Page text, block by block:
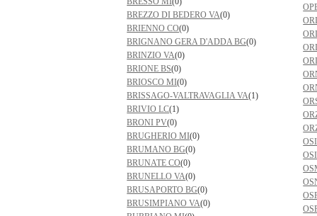
BREZZO DI BEDERO VA(0)
BRIENNO CO(0)
BRIGNANO GERA D'ADDA BG(0)
BRINZIO VA(0)
BRIONE BS(0)
BRIOSCO MI(0)
BRISSAGO-VALTRAVAGLIA VA(1)
BRIVIO LC(1)
BRONI PV(0)
BRUGHERIO MI(0)
BRUMANO BG(0)
BRUNATE CO(0)
BRUNELLO VA(0)
BRUSAPORTO BG(0)
BRUSIMPIANO VA(0)